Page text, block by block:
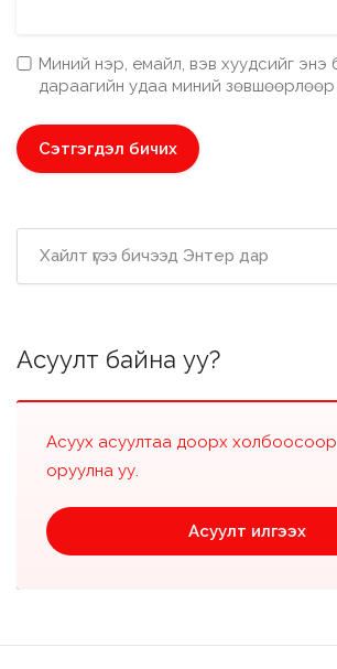
Миний нэр, емайл, вэв хуудсийг
дараагийн удаа миний зөвшөөрлөөр
Асуулт байна уу?
Асуух асуултаа доорх
оруулна уу.
Асуулт илгээх